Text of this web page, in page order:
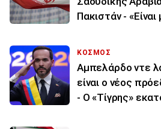
Πακιστάν -
ΚΟΣΜΟΣ
Αμπελάρδο ντε
είναι ο νέος
- Ο «Τίγρης»